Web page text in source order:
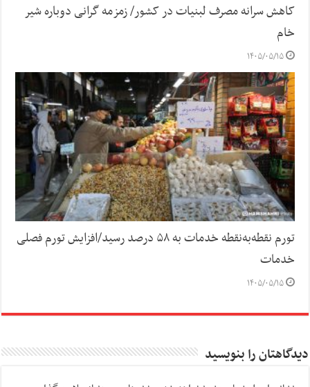
کاهش سرانه مصرف لبنیات در کشور/ زمزمه گرانی دوباره شیر
خام
۱۴۰۵/۰۵/۱۵
تورم نقطه‌به‌نقطه خدمات به ۵۸ درصد رسید/افزایش تورم فصلی
خدمات
۱۴۰۵/۰۵/۱۵
دیدگاهتان را بنویسید